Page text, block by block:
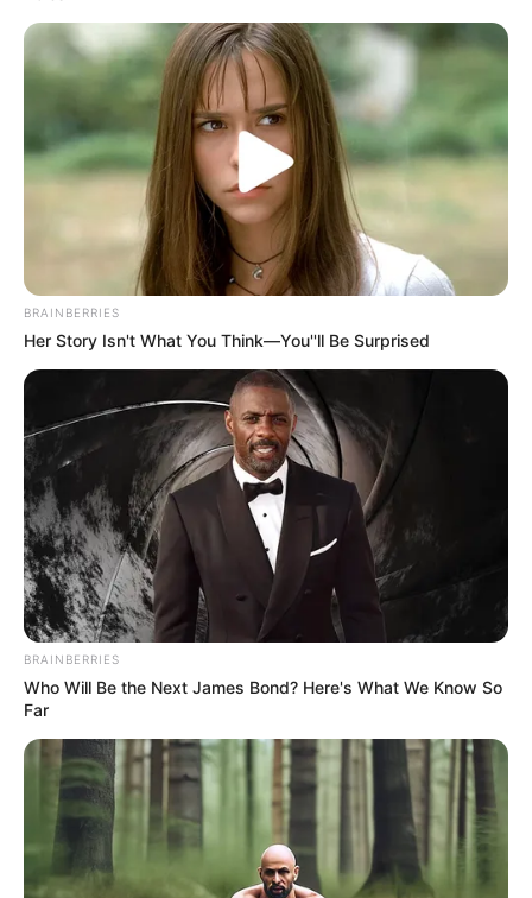
BRAINBERRIES
Her Story Isn't What You Think—You''ll Be Surprised
BRAINBERRIES
Who Will Be the Next James Bond? Here's What We Know So
Far